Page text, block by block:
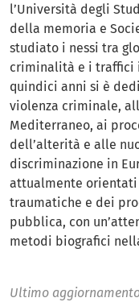
l’Università degli
della memoria e
studiato i nessi tra
criminalità e i traffici
quindici anni si è
violenza criminale,
Mediterraneo, ai
dell’alterità e alle
discriminazione in
attualmente
traumatiche e dei
pubblica, con
metodi biografici
Ultimo